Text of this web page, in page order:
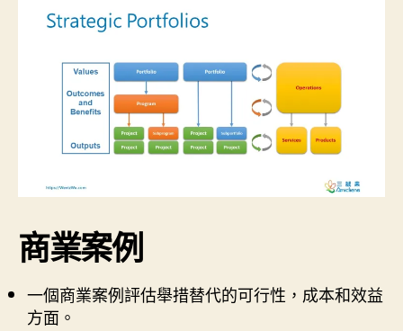
商業案例
一個商業案例評估舉措替代的可行性，成本和效益
方面。